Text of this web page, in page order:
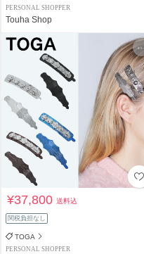
PERSONAL SHOPPER
Touha Shop
¥37,800送料込
関税負担なし
TOGA
PERSONAL SHOPPER